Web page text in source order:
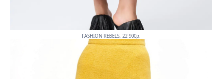
FASHION REBELS, 22 900p.